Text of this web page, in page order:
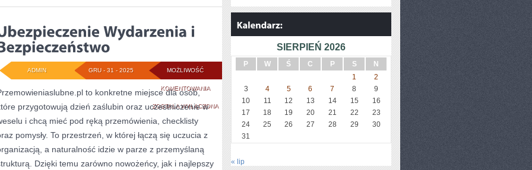
MOŻLIWOŚĆ
KOMENTOWANIAUBEZPIECZENIE
WYDARZENIA
BEZPIECZEŃSTWO
ZOSTAŁA WYŁĄCZONA
GRU - 31 - 2025
ADMIN
to konkretne miejsce dla osób,
przygotowują dzień zaślubin oraz uczestniczenie w
i chcą mieć pod ręką przemówienia, checklisty
pomysły. To przestrzeń, w której łączą się uczucia z
a naturalność idzie w parze z przemyślaną
Dzięki temu zarówno nowożeńcy, jak i najlepszy
SIERPIEŃ 2026
P W Ś C P S
N
1
2
3
4 5 6 7 8
9
10
11 12 13 14 15
16
17
18 19 20 21 22
23
24
25 26 27 28 29
30
31
« lip